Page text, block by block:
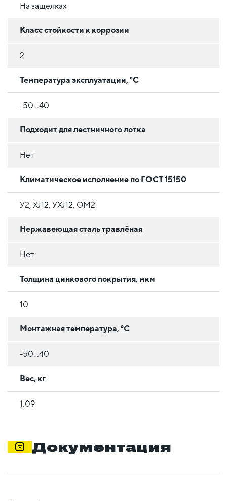
На защелках
Класс стойкости к коррозии
2
Температура эксплуатации, °C
-50...40
Подходит для лестничного лотка
Нет
Климатическое исполнение по ГОСТ 15150
У2, ХЛ2, УХЛ2, ОМ2
Нержавеющая сталь травлёная
Нет
Толщина цинкового покрытия, мкм
10
Монтажная температура, °C
-50...40
Вес, кг
1,09
Документация